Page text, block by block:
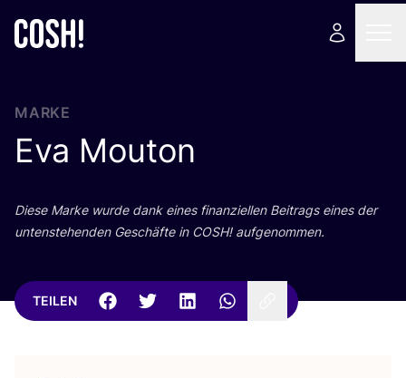
MARKE
Eva Mouton
Die­se Mar­ke wur­de dank eines finan­zi­el­len Bei­trags eines der
unten­ste­hen­den Geschäf­te in COSH! aufgenommen.
TEILEN